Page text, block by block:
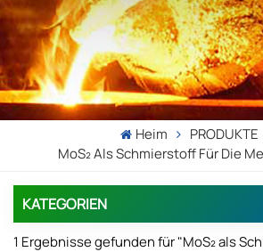
Heim
PRODUKTE
MoS₂ Als Schmierstoff Für Die
KATEGORIEN
1 Ergebnisse gefunden für "MoS₂ als